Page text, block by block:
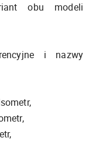
obu modeli
i nazwy